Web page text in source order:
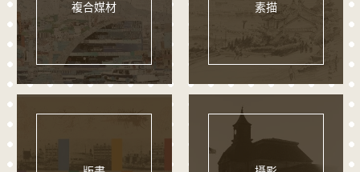
複合媒材 素描